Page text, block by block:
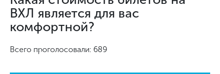
ВХЛ является для вас
комфортной?
Всего проголосовали: 689